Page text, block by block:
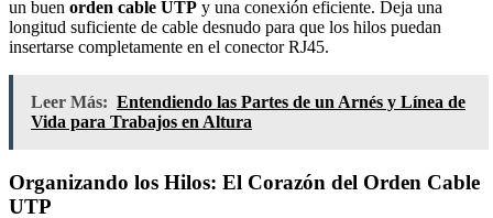
un buen orden cable UTP y una conexión eficiente. Deja una
longitud suficiente de cable desnudo para que los hilos puedan
insertarse completamente en el conector RJ45.
Leer Más: Entendiendo las Partes de un Arnés y Línea de
Vida para Trabajos en Altura
Organizando los Hilos: El Corazón del Orden Cable
UTP